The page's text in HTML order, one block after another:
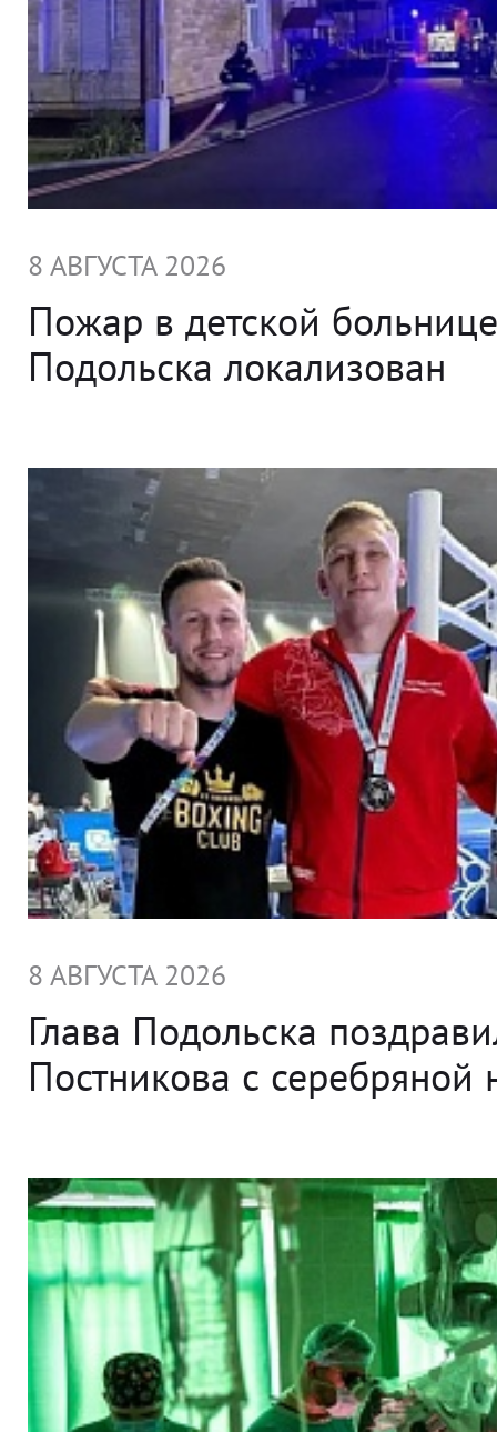
8 АВГУСТА 2026
Пожар в детской больнице
Подольска локализован
8 АВГУСТА 2026
Глава Подольска
Постникова с серебряной